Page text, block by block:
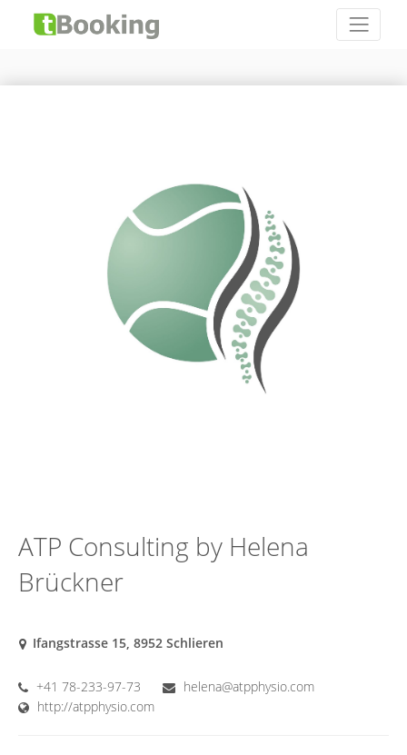
ATP Consulting by Helena
Brückner
Ifangstrasse 15, 8952 Schlieren
+41 78-233-97-73
helena@atpphysio.com
http://atpphysio.com